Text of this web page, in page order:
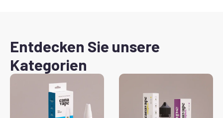
Entdecken Sie unsere
Kategorien